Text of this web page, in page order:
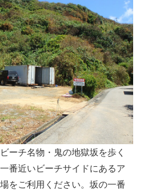
ーチ名物・鬼の地獄坂を歩く
番近いビーチサイドにあるア
をご利用ください。坂の一番